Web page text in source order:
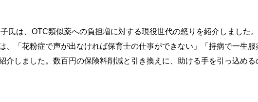
氏は、OTC類似薬への負担増に対する現役世代の怒りを紹介しました
、「花粉症で声が出なければ保育士の仕事ができない」「持病で一生
介しました。数百円の保険料削減と引き換えに、助ける手を引っ込め